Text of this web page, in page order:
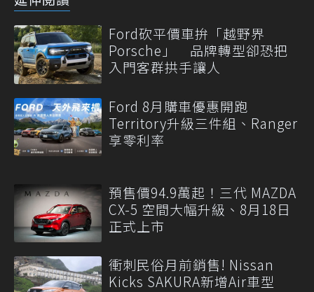
Ford砍平價車拚「越野界
Porsche」 品牌轉型卻恐把
入門客群拱手讓人
Ford 8月購車優惠開跑
Territory升級三件組、Ranger
享零利率
預售價94.9萬起！三代 MAZDA
CX-5 空間大幅升級、8月18日
正式上市
衝刺民俗月前銷售! Nissan
Kicks SAKURA新增Air車型